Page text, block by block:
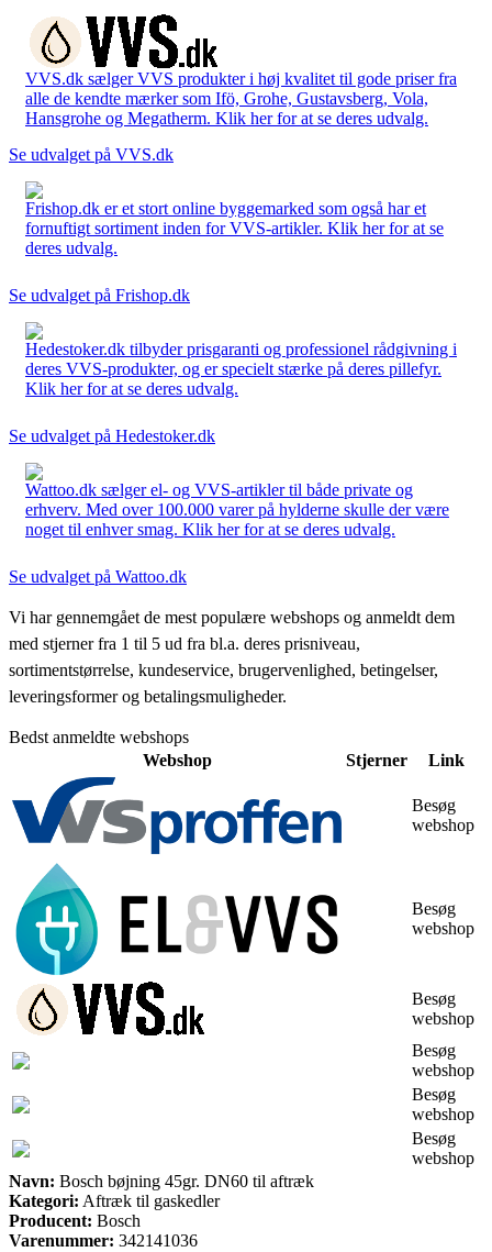
VVS.dk sælger VVS produkter i høj kvalitet til gode priser fra
alle de kendte mærker som Ifö, Grohe, Gustavsberg, Vola,
Hansgrohe og Megatherm. Klik her for at se deres udvalg.
Se udvalget på VVS.dk
Frishop.dk er et stort online byggemarked som også har et
fornuftigt sortiment inden for VVS-artikler. Klik her for at se
deres udvalg.
Se udvalget på Frishop.dk
Hedestoker.dk tilbyder prisgaranti og professionel rådgivning i
deres VVS-produkter, og er specielt stærke på deres pillefyr.
Klik her for at se deres udvalg.
Se udvalget på Hedestoker.dk
Wattoo.dk sælger el- og VVS-artikler til både private og
erhverv. Med over 100.000 varer på hylderne skulle der være
noget til enhver smag. Klik her for at se deres udvalg.
Se udvalget på Wattoo.dk
Vi har gennemgået de mest populære webshops og anmeldt dem
med stjerner fra 1 til 5 ud fra bl.a. deres prisniveau,
sortimentstørrelse, kundeservice, brugervenlighed, betingelser,
leveringsformer og betalingsmuligheder.
Bedst anmeldte webshops
Webshop
Stjerner Link
Besøg
webshop
Besøg
webshop
Besøg
webshop
Besøg
webshop
Besøg
webshop
Besøg
webshop
Navn: Bosch bøjning 45gr. DN60 til aftræk
Kategori: Aftræk til gaskedler
Producent: Bosch
Varenummer: 342141036